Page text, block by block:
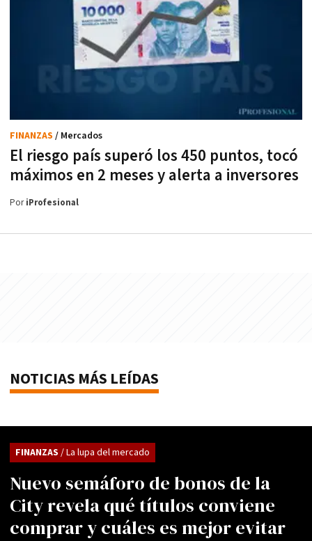
El riesgo país superó los 450 puntos, tocó
máximos en 2 meses y alerta a inversores
FINANZAS / Mercados
PoriProfesional
NOTICIAS MÁS LEÍDAS
Nuevo semáforo de bonos de la
City revela qué títulos conviene
comprar y cuáles es mejor evitar
FINANZAS / La lupa del mercado